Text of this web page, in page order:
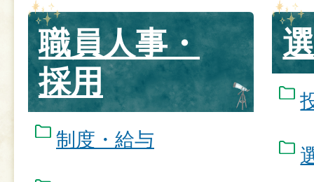
職員人事・
採用
制度・給与